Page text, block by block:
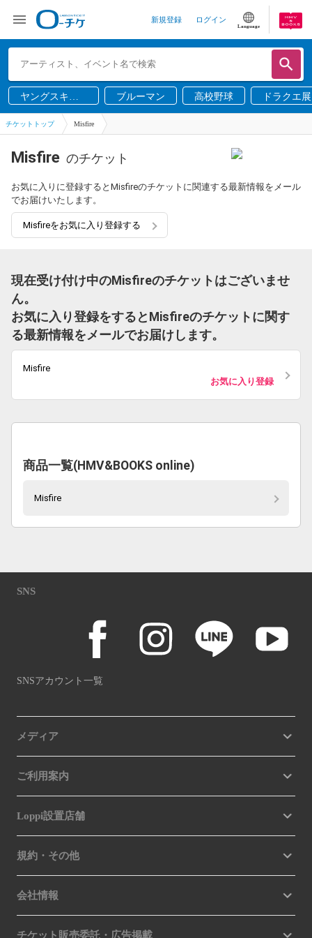
新規登録 ログイン
Language
ヤングスキニ
ー
ブルーマン 高校野球 ドラクエ展
チケットトップ Misfire
Misfire のチケット
お気に入りに登録するとMisfireのチケットに関連する最新情報をメール
でお届けいたします。
Misfireをお気に入り登録する
現在受け付け中のMisfireのチケットはございませ
ん。
お気に入り登録をするとMisfireのチケットに関す
る最新情報をメールでお届けします。
Misfire
お気に入り登録
商品一覧(HMV&BOOKS online)
Misfire
SNS
SNSアカウント一覧
メディア
ご利用案内
Loppi設置店舗
規約・その他
会社情報
チケット販売委託・広告掲載